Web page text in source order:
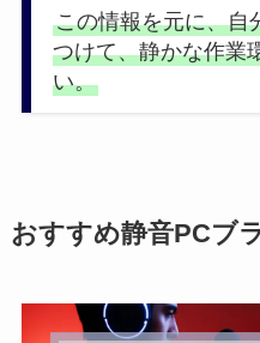
この情報を元に、自
つけて、静かな作業
い。
おすすめ静音PCブ